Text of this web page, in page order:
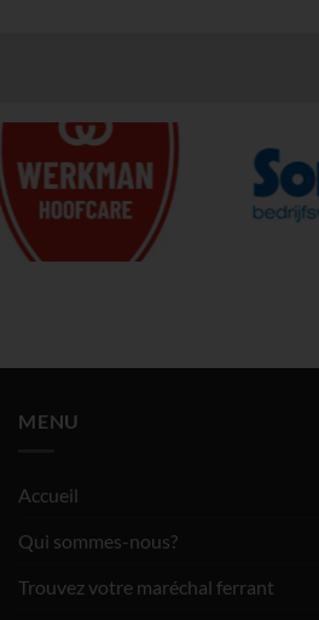
MENU
Accueil
Qui sommes-nous?
Trouvez votre maréchal ferrant